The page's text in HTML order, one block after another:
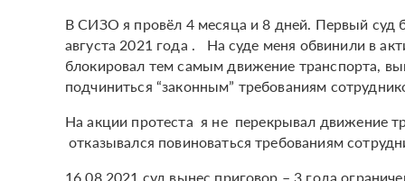
В СИЗО я провёл 4 месяца и 8 дней. Первый суд
августа 2021 года . На суде меня обвинили в
блокировал тем самым движение транспорта,
подчиниться “законным” требованиям
На акции протеста я не перекрывал движение
отказывался повиноваться требованиям
16.08.2021 суд вынес приговор – 3 года